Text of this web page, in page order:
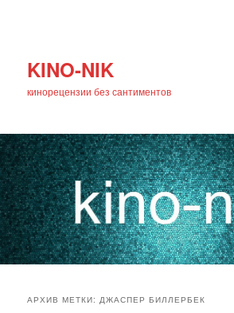
KINO-NIK
кинорецензии без сантиментов
АРХИВ МЕТКИ:ДЖАСПЕР БИЛЛЕРБЕК